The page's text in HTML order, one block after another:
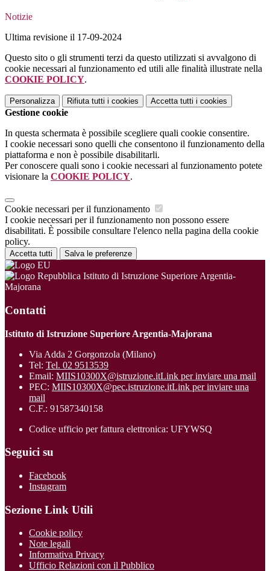
Notizie
Ultima revisione il 17-09-2024
Questo sito o gli strumenti terzi da questo utilizzati si avvalgono di
cookie necessari al funzionamento ed utili alle finalità illustrate nella
COOKIE POLICY.
Personalizza Rifiuta tutti i cookies Accetta tutti i cookies
Gestione cookie
In questa schermata è possibile scegliere quali cookie consentire.
I cookie necessari sono quelli che consentono il funzionamento della
piattaforma e non è possibile disabilitarli.
Per conoscere quali sono i cookie necessari al funzionamento potete
visionare la COOKIE POLICY.
Cookie necessari per il funzionamento
I cookie necessari per il funzionamento non possono essere
disabilitati. È possibile consultare l'elenco nella pagina della cookie
policy.
Accetta tutti Salva le preferenze
Istituto di Istruzione Superiore Argentia-
Majorana
Contatti
Istituto di Istruzione Superiore Argentia-Majorana
Via Adda 2 Gorgonzola (Milano)
Tel: Tel. 02 9513539
Email: MIIS10300X@istruzione.itLink per inviare una mail
PEC: MIIS10300X@pec.istruzione.itLink per inviare una
mail
C.F.: 91587340158
Codice ufficio per fattura elettronica: UFYWSQ
Seguici su
Facebook
Instagram
Sezione Link Utili
Cookie policy
Note legali
Informativa Privacy
Ufficio Relazioni con il Pubblico